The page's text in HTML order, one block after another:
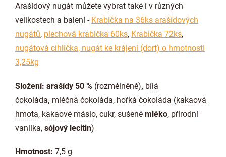
Arašídový nugát můžete vybrat také i v různých
velikostech a balení - Krabička na 36ks arašídových
nugátů, plechová krabička 60ks, Krabička 72ks,
nugátová cihlička, nugát ke krájení (dort) o hmotnosti
3,25kg
Složení: arašídy 50 % (rozmělněné), bílá
čokoláda, mléčná čokoláda, hořká čokoláda (kakaová
hmota, kakaové máslo, cukr, sušené mléko, přírodní
vanilka, sójový lecitin)
Hmotnost: 7,5 g